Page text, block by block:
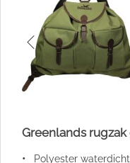
• Polyester waterdicht